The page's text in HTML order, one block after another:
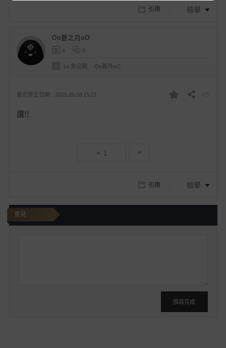
引用 檢舉
最近修正日期 : 2025.09.08 15:21
我
分享 # 5
讚!!
1
Oo蒼之月oO
4
5
Lv 非公開 Oo蒼月oO
引用 檢舉
意見
撰寫完成